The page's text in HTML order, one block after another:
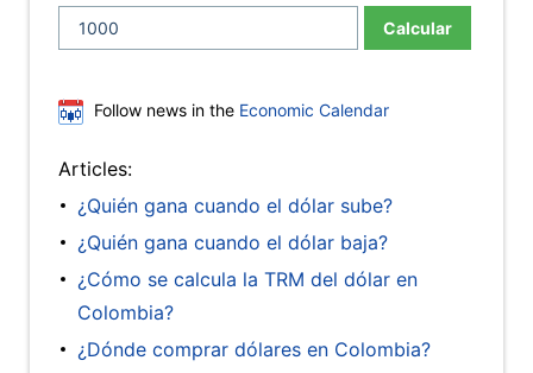
Calcular
Follow news in the Economic Calendar
Articles:
¿Quién gana cuando el dólar sube?
¿Quién gana cuando el dólar baja?
¿Cómo se calcula la TRM del dólar en
Colombia?
¿Dónde comprar dólares en Colombia?